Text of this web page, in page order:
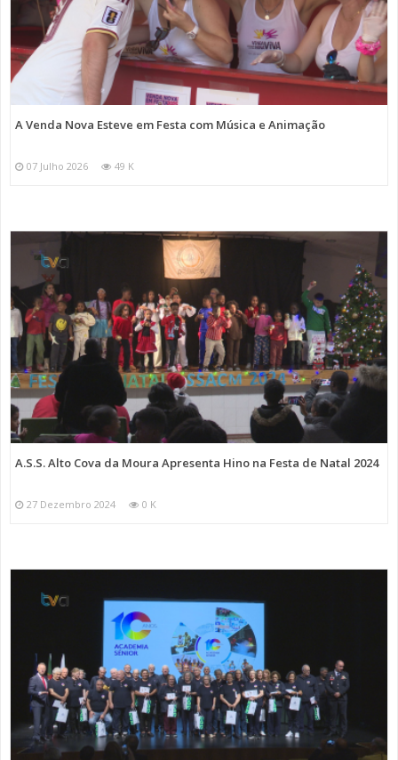
A Venda Nova Esteve em Festa com Música e Animação
07 Julho 2026 49 K
A.S.S. Alto Cova da Moura Apresenta Hino na Festa de Natal 2024
27 Dezembro 2024 0 K